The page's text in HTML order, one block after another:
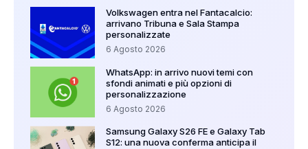
Volkswagen entra nel Fantacalcio:
arrivano Tribuna e Sala Stampa
personalizzate
6 Agosto 2026
WhatsApp: in arrivo nuovi temi con
sfondi animati e più opzioni di
personalizzazione
6 Agosto 2026
Samsung Galaxy S26 FE e Galaxy Tab
S12: una nuova conferma anticipa il